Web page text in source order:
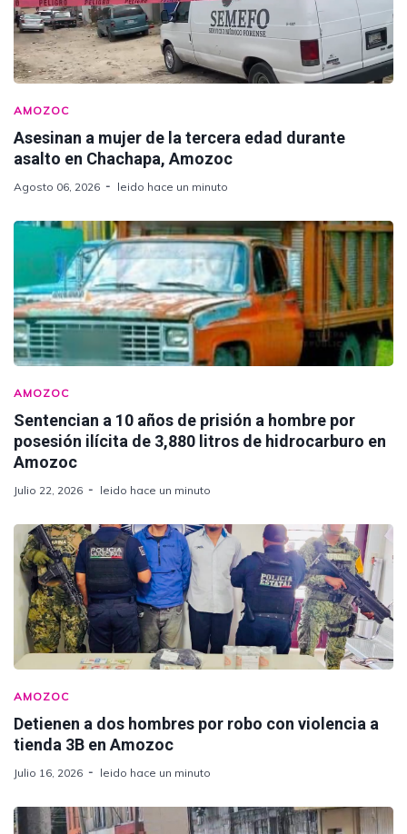
AMOZOC
Asesinan a mujer de la tercera edad durante
asalto en Chachapa, Amozoc
Agosto 06, 2026 leido hace un minuto
AMOZOC
Sentencian a 10 años de prisión a hombre por
posesión ilícita de 3,880 litros de hidrocarburo en
Amozoc
Julio 22, 2026 leido hace un minuto
AMOZOC
Detienen a dos hombres por robo con violencia a
tienda 3B en Amozoc
Julio 16, 2026 leido hace un minuto